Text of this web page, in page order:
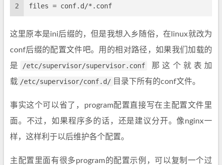
2 files = conf.d/*.conf
这里原本是ini后缀的，但是我想入乡随俗，在linux就改为
conf后缀的配置文件吧。用的相对路径，如果我们加载的
是
/etc/supervisor/supervisor.conf
那这个就表加
载 /etc/supervisor/conf.d/ 目录下所有的conf文件。
事实这个可以省了，program配置直接写在主配置文件里
面。不过，如果程序多的话，还是建议分开。像nginx一
样，这样利于以后维护各个配置。
主配置里面有很多program的配置示例，可以复制一个过